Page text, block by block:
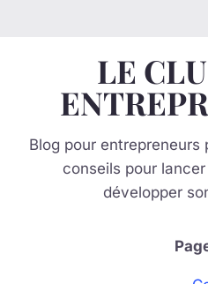
LE
Blog pour
conseils pour
développer